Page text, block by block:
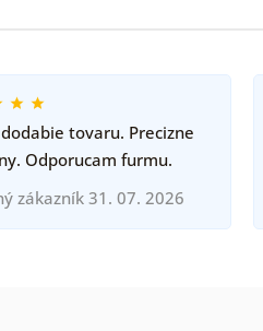
tovaru. Precizne
Odporucam furmu.
zákazník 31. 07. 2026